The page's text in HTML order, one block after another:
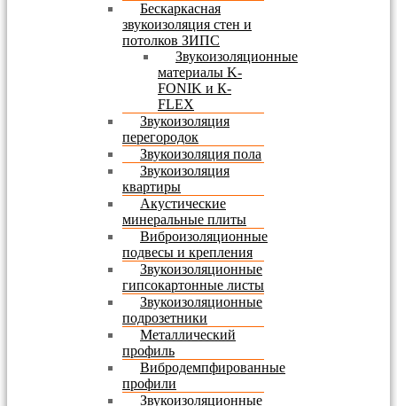
Бескаркасная
звукоизоляция стен и
потолков ЗИПС
Звукоизоляционные
материалы K-
FONIK и К-
FLEX
Звукоизоляция
перегородок
Звукоизоляция пола
Звукоизоляция
квартиры
Акустические
минеральные плиты
Виброизоляционные
подвесы и крепления
Звукоизоляционные
гипсокартонные листы
Звукоизоляционные
подрозетники
Металлический
профиль
Вибродемпфированные
профили
Звукоизоляционные